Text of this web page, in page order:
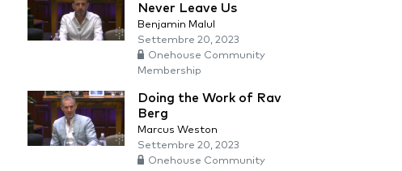
Never Leave Us
Benjamin Malul
Settembre 20, 2023
Onehouse Community
Membership
Doing the Work of Rav
Berg
Marcus Weston
Settembre 20, 2023
Onehouse Community